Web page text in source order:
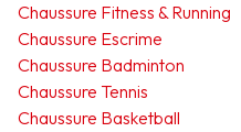
Chaussure Fitness & Running
Chaussure Escrime
Chaussure Badminton
Chaussure Tennis
Chaussure Basketball